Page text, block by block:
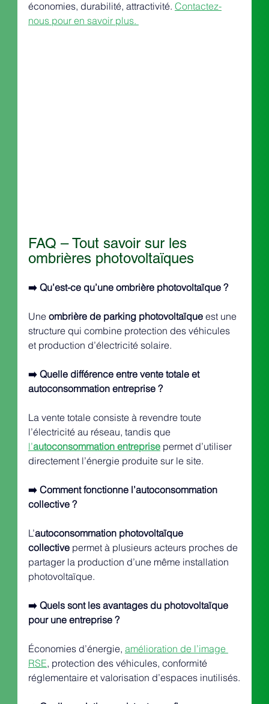
économies, durabilité, attractivité. Contactez-
nous pour en savoir plus.
FAQ – Tout savoir sur les
ombrières photovoltaïques
➡️ Qu’est-ce qu’une ombrière photovoltaïque ?
Une ombrière de parking photovoltaïque est une
structure qui combine protection des véhicules
et production d’électricité solaire.
➡️ Quelle différence entre vente totale et
autoconsommation entreprise ?
La vente totale consiste à revendre toute
l’électricité au réseau, tandis que
l’autoconsommation entreprise permet d’utiliser
directement l’énergie produite sur le site.
➡️ Comment fonctionne l’autoconsommation
collective ?
L’autoconsommation photovoltaïque
collective permet à plusieurs acteurs proches de
partager la production d’une même installation
photovoltaïque.
➡️ Quels sont les avantages du photovoltaïque
pour une entreprise ?
Économies d’énergie, amélioration de l’image
RSE, protection des véhicules, conformité
réglementaire et valorisation d’espaces inutilisés.